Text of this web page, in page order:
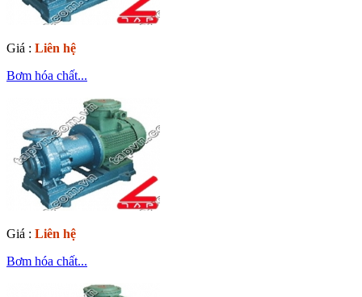
Giá : Liên hệ
Bơm hóa chất...
Giá : Liên hệ
Bơm hóa chất...